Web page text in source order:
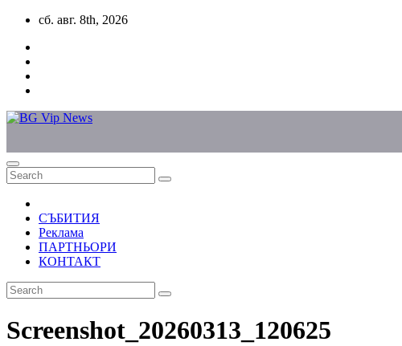
Skip
content
сб. авг. 8th, 2026
СЪБИТИЯ
Реклама
ПАРТНЬОРИ
КОНТАКТ
Screenshot_20260313_120625